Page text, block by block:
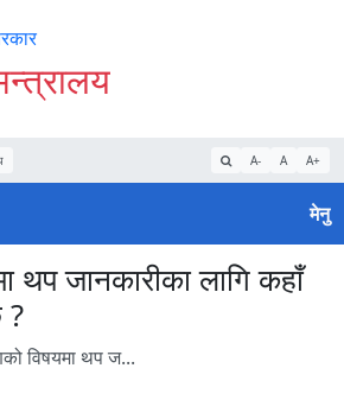
A- A A+
मेनु
थप जानकारीका लागि कहाँ
?
विषयमा थप ज...